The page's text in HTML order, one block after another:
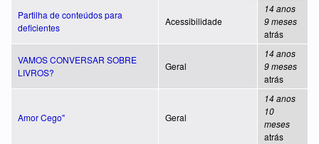
Partilha de conteúdos para
deficientes
Acessibilidade
14 anos
9 meses
atrás
VAMOS CONVERSAR SOBRE
LIVROS?
Geral
14 anos
9 meses
atrás
Amor Cego" Geral
14 anos
10
meses
atrás